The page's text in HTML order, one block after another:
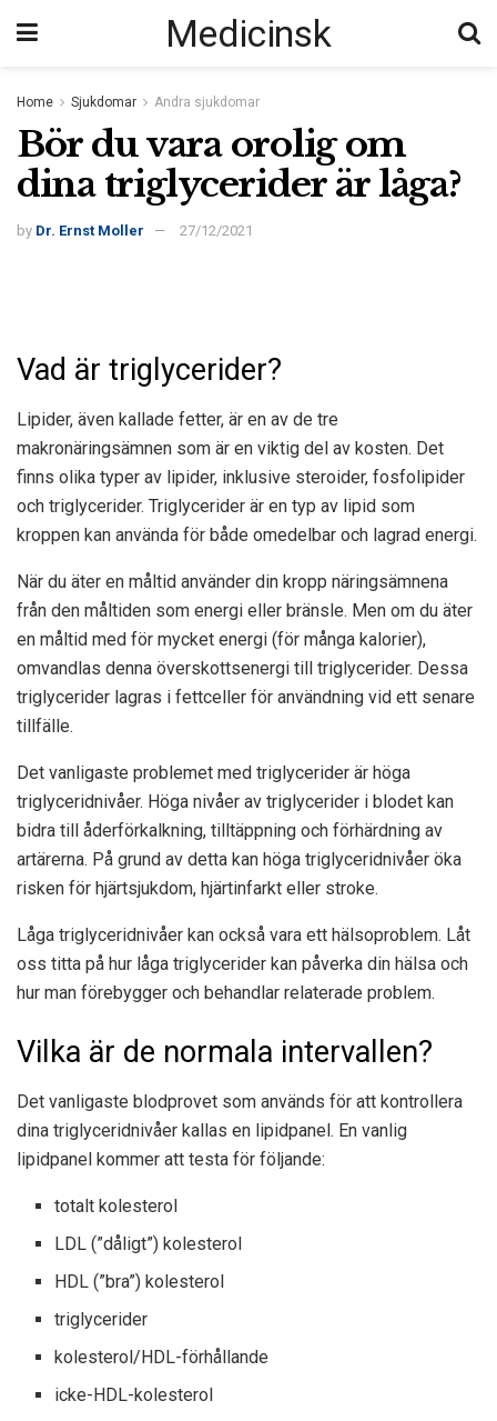
Medicinsk
Home Sjukdomar Andra sjukdomar
Bör du vara orolig om
dina triglycerider är låga?
by Dr. Ernst Moller 27/12/2021
Vad är triglycerider?
Lipider, även kallade fetter, är en av de tre
makronäringsämnen som är en viktig del av kosten. Det
finns olika typer av lipider, inklusive steroider, fosfolipider
och triglycerider. Triglycerider är en typ av lipid som
kroppen kan använda för både omedelbar och lagrad energi.
När du äter en måltid använder din kropp näringsämnena
från den måltiden som energi eller bränsle. Men om du äter
en måltid med för mycket energi (för många kalorier),
omvandlas denna överskottsenergi till triglycerider. Dessa
triglycerider lagras i fettceller för användning vid ett senare
tillfälle.
Det vanligaste problemet med triglycerider är höga
triglyceridnivåer. Höga nivåer av triglycerider i blodet kan
bidra till åderförkalkning, tilltäppning och förhärdning av
artärerna. På grund av detta kan höga triglyceridnivåer öka
risken för hjärtsjukdom, hjärtinfarkt eller stroke.
Låga triglyceridnivåer kan också vara ett hälsoproblem. Låt
oss titta på hur låga triglycerider kan påverka din hälsa och
hur man förebygger och behandlar relaterade problem.
Vilka är de normala intervallen?
Det vanligaste blodprovet som används för att kontrollera
dina triglyceridnivåer kallas en lipidpanel. En vanlig
lipidpanel kommer att testa för följande:
totalt kolesterol
LDL (”dåligt”) kolesterol
HDL (”bra”) kolesterol
triglycerider
kolesterol/HDL-förhållande
icke-HDL-kolesterol